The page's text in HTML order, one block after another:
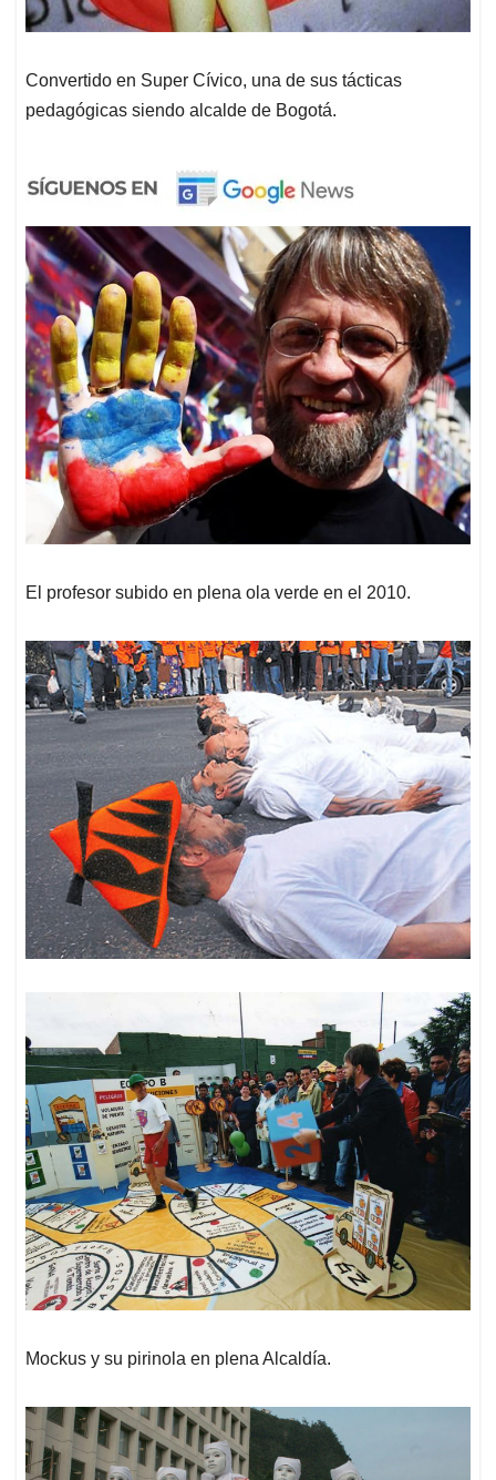
Convertido en Super Cívico, una de sus tácticas
pedagógicas siendo alcalde de Bogotá.
El profesor subido en plena ola verde en el 2010.
Mockus y su pirinola en plena Alcaldía.